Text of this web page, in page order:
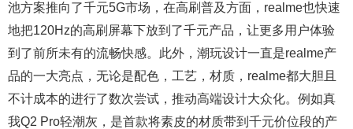
池方案推向了千元5G市场，在高刷普及方面，realme也快速
地把120Hz的高刷屏幕下放到了千元产品，让更多用户体验
到了前所未有的流畅快感。此外，潮玩设计一直是realme产
品的一大亮点，无论是配色，工艺，材质，realme都大胆且
不计成本的进行了数次尝试，推动高端设计大众化。例如真
我Q2 Pro轻潮灰，是首款将素皮的材质带到千元价位段的产